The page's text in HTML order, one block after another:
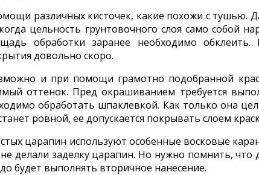
различных кисточек, какие похожи с тушью.
цельность грунтовочного слоя само собой
обработки заранее необходимо
довольно скоро.
и при помощи грамотно подобранной
оттенок. Пред окрашиванием требуется
обработать шпаклевкой. Как только она
ровной, ее допускается покрывать слоем
царапин используют особенные восковые
делали заделку царапин. Но нужно помнить,
будет выполнять вторичное нанесение.